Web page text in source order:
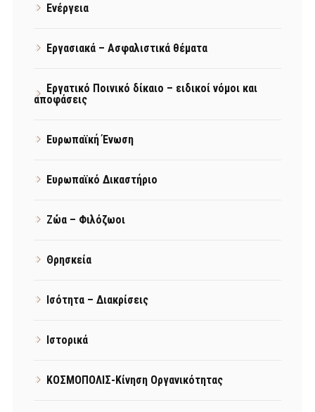
Ενέργεια
Εργασιακά – Ασφαλιστικά θέματα
Εργατικό Ποινικό δίκαιο – ειδικοί νόμοι και
αποφάσεις
Ευρωπαϊκή Ένωση
Ευρωπαϊκό Δικαστήριο
Ζώα – Φιλόζωοι
Θρησκεία
Ισότητα – Διακρίσεις
Ιστορικά
ΚΟΣΜΟΠΟΛΙΣ-Κίνηση Οργανικότητας